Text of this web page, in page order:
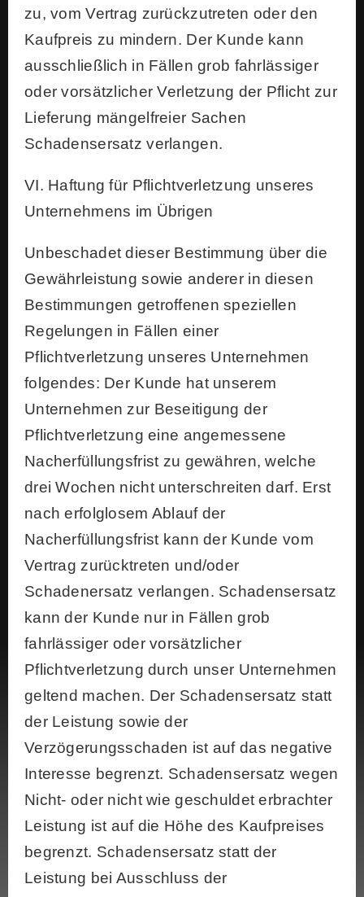
zu, vom Vertrag zurückzutreten oder den
Kaufpreis zu mindern. Der Kunde kann
ausschließlich in Fällen grob fahrlässiger
oder vorsätzlicher Verletzung der Pflicht zur
Lieferung mängelfreier Sachen
Schadensersatz verlangen.
VI. Haftung für Pflichtverletzung unseres
Unternehmens im Übrigen
Unbeschadet dieser Bestimmung über die
Gewährleistung sowie anderer in diesen
Bestimmungen getroffenen speziellen
Regelungen in Fällen einer
Pflichtverletzung unseres Unternehmen
folgendes: Der Kunde hat unserem
Unternehmen zur Beseitigung der
Pflichtverletzung eine angemessene
Nacherfüllungsfrist zu gewähren, welche
drei Wochen nicht unterschreiten darf. Erst
nach erfolglosem Ablauf der
Nacherfüllungsfrist kann der Kunde vom
Vertrag zurücktreten und/oder
Schadenersatz verlangen. Schadensersatz
kann der Kunde nur in Fällen grob
fahrlässiger oder vorsätzlicher
Pflichtverletzung durch unser Unternehmen
geltend machen. Der Schadensersatz statt
der Leistung sowie der
Verzögerungsschaden ist auf das negative
Interesse begrenzt. Schadensersatz wegen
Nicht- oder nicht wie geschuldet erbrachter
Leistung ist auf die Höhe des Kaufpreises
begrenzt. Schadensersatz statt der
Leistung bei Ausschluss der